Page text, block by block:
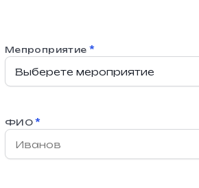
Мепроприятие *
ФИО*